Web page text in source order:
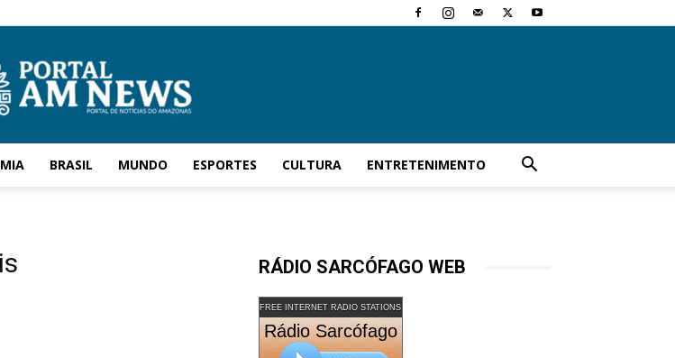
BRASIL MUNDO ESPORTES CULTURA ENTRETENIMENTO
RÁDIO SARCÓFAGO WEB
FREE INTERNET RADIO STATIONS
Rádio Sarcófago